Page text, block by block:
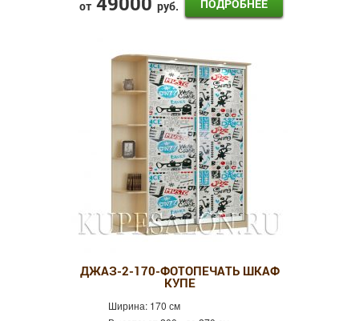
от руб. ПОДРОБНЕЕ
ДЖАЗ-2-170-ФОТОПЕЧАТЬ ШКАФ
КУПЕ
Ширина: 170 см